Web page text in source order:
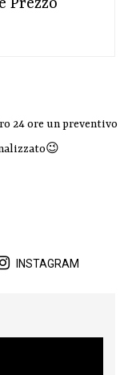
Prezzo
24 ore un preventivo
INSTAGRAM